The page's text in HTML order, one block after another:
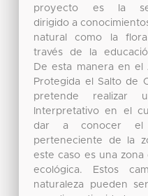
proyecto es la
dirigido a
natural como la
través de la
De esta manera en el
Protegida el Salto de
pretende realizar
Interpretativo en el
dar a conocer el
perteneciente de la
este caso es una zona
ecológica. Estos
naturaleza pueden